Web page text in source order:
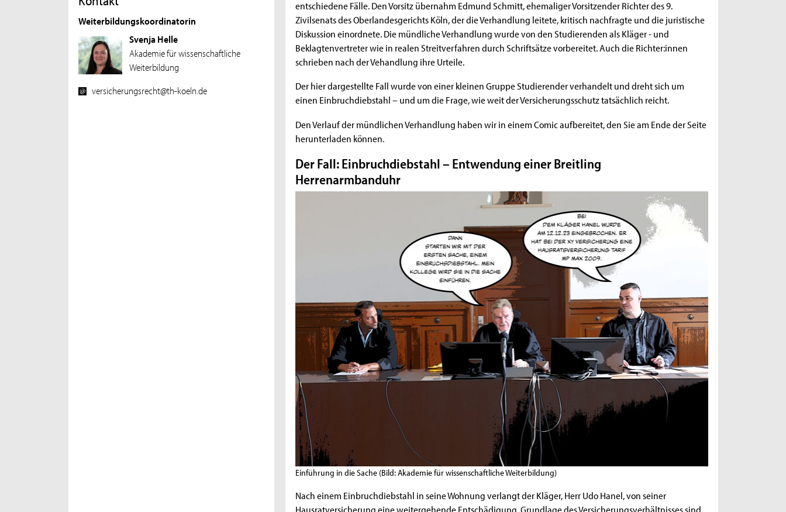
Weiterbildungskoordinatorin
Svenja Helle
Akademie für wissenschaftliche
Weiterbildung
versicherungsrecht@th-koeln.de
entschiedene Fälle. Den Vorsitz übernahm Edmund Schmitt, ehemaliger Vorsitzender Richter des 9.
Zivilsenats des Oberlandesgerichts Köln, der die Verhandlung leitete, kritisch nachfragte und die juristische
Diskussion einordnete. Die mündliche Verhandlung wurde von den Studierenden als Kläger - und
Beklagtenvertreter wie in realen Streitverfahren durch Schriftsätze vorbereitet. Auch die Richter:innen
schrieben nach der Vehandlung ihre Urteile.
Der hier dargestellte Fall wurde von einer kleinen Gruppe Studierender verhandelt und dreht sich um
einen Einbruchdiebstahl – und um die Frage, wie weit der Versicherungsschutz tatsächlich reicht.
Den Verlauf der mündlichen Verhandlung haben wir in einem Comic aufbereitet, den Sie am Ende der Seite
herunterladen können.
Der Fall: Einbruchdiebstahl – Entwendung einer Breitling
Herrenarmbanduhr
Einführung in die Sache (Bild: Akademie für wissenschaftliche Weiterbildung)
Nach einem Einbruchdiebstahl in seine Wohnung verlangt der Kläger, Herr Udo Hanel, von seiner
Hausratversicherung eine weitergehende Entschädigung. Grundlage des Versicherungsverhältnisses sind